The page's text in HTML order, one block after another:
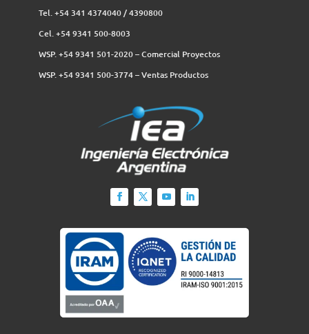
Tel. +54 341 4374040 / 4390800
Cel. +54 9341 500-8003
WSP. +54 9341 501-2020 – Comercial Proyectos
WSP. +54 9341 500-3774‬ – Ventas Productos